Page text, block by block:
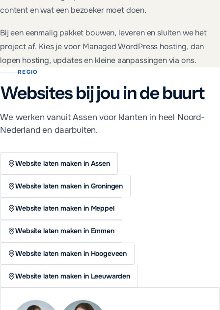
content en wat een bezoeker moet doen.
Bij een eenmalig pakket bouwen, leveren en sluiten we het
project af. Kies je voor Managed WordPress hosting, dan
lopen hosting, updates en kleine aanpassingen via ons.
REGIO
Websitesbij jou in de buurt
We werken vanuit Assen voor klanten in heel Noord-
Nederland en daarbuiten.
Website laten maken in Assen
Website laten maken in Groningen
Website laten maken in Meppel
Website laten maken in Emmen
Website laten maken in Hoogeveen
Website laten maken in Leeuwarden